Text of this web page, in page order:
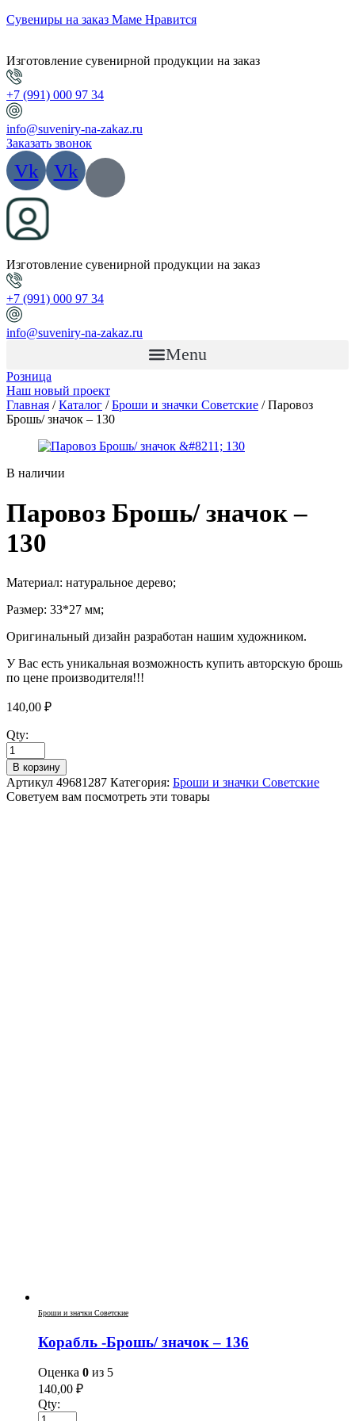
Сувениры на заказ Маме Нравится
Изготовление сувенирной продукции на заказ
+7 (991) 000 97 34
info@suveniry-na-zakaz.ru
Заказать звонок
Vk Vk
Изготовление сувенирной продукции на заказ
+7 (991) 000 97 34
info@suveniry-na-zakaz.ru
Menu
Розница
Наш новый проект
Главная /Каталог /Броши и значки Советские / Паровоз
Брошь/ значок – 130
В наличии
Паровоз Брошь/ значок –
130
Материал: натуральное дерево;
Размер: 33*27 мм;
Оригинальный дизайн разработан нашим художником.
У Вас есть уникальная возможность купить авторскую брошь
по цене производителя!!!
140,00 ₽
Qty:
В корзину
Артикул 49681287 Категория: Броши и значки Советские
Советуем вам посмотреть эти товары
Броши и значки Советские
Корабль -Брошь/ значок – 136
Оценка 0 из 5
140,00 ₽
Qty: